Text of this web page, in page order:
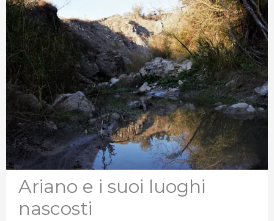
Ariano e i suoi luoghi
nascosti